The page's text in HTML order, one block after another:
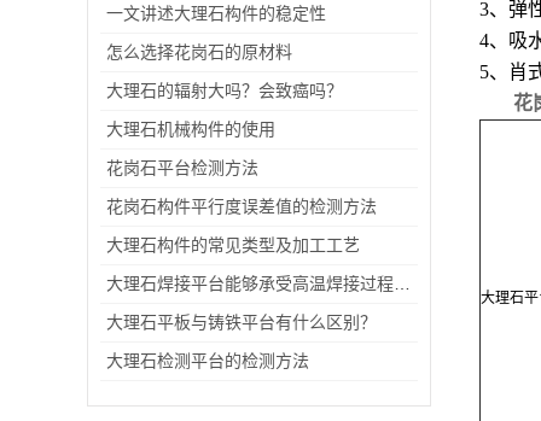
一文讲述大理石构件的稳定性
怎么选择花岗石的原材料
大理石的辐射大吗？会致癌吗？
大理石机械构件的使用
花岗石平台检测方法
花岗石构件平行度误差值的检测方法
大理石构件的常见类型及加工工艺
大理石平板与铸铁平台有什么区别？
大理石检测平台的检测方法
3、弹
4、吸
5、肖
花
大理石